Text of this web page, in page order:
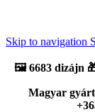
Skip to navigation
🖼️6683 dizájn
Magyar